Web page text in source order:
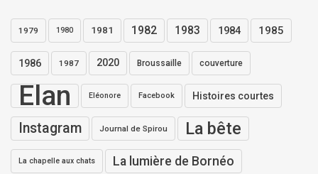
1979 1980 1981 1982 1983 1984 1985
1986 1987 2020 Broussaille couverture
Elan Eléonore Facebook Histoires courtes
Instagram Journal de Spirou La bête
La chapelle aux chats La lumière de Bornéo